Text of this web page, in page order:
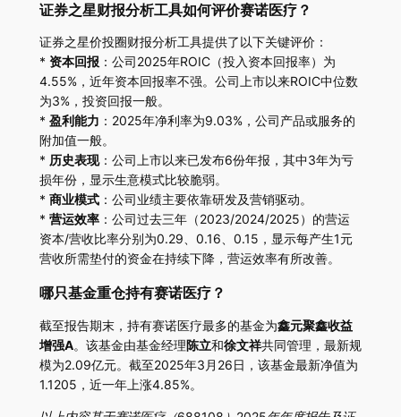
证券之星财报分析工具如何评价赛诺医疗？
证券之星价投圈财报分析工具提供了以下关键评价：
* 资本回报：公司2025年ROIC（投入资本回报率）为
4.55%，近年资本回报率不强。公司上市以来ROIC中位数
为3%，投资回报一般。
* 盈利能力 ：2025年净利率为9.03%，公司产品或服务的
附加值一般。
* 历史表现：公司上市以来已发布6份年报，其中3年为亏
损年份，显示生意模式比较脆弱。
* 商业模式：公司业绩主要依靠研发及营销驱动。
* 营运效率：公司过去三年（2023/2024/2025）的营运
资本/营收比率分别为0.29、0.16、0.15，显示每产生1元
营收所需垫付的资金在持续下降，营运效率有所改善。
哪只基金重仓持有赛诺医疗？
截至报告期末，持有赛诺医疗最多的基金为鑫元聚鑫收益
增强A。该基金由基金经理陈立和徐文祥共同管理，最新规
模为2.09亿元。截至2025年3月26日，该基金最新净值为
1.1205，近一年上涨4.85%。